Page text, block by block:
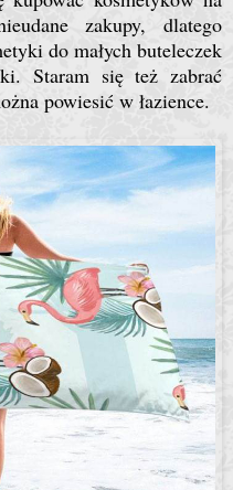
zakupy, dlatego
do małych buteleczek
Staram się też zabrać
powiesić w łazience.